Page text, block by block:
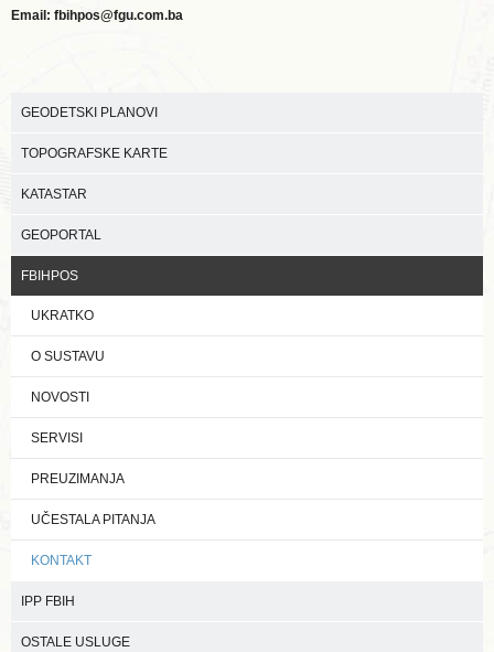
Email: fbihpos@fgu.com.ba
GEODETSKI PLANOVI
TOPOGRAFSKE KARTE
KATASTAR
GEOPORTAL
FBIHPOS
UKRATKO
O SUSTAVU
NOVOSTI
SERVISI
PREUZIMANJA
UČESTALA PITANJA
KONTAKT
IPP FBIH
OSTALE USLUGE